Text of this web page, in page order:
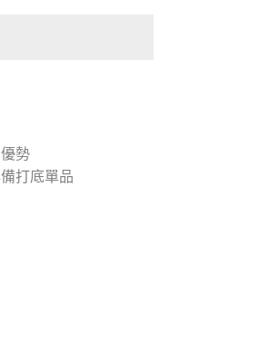
勢
打底單品